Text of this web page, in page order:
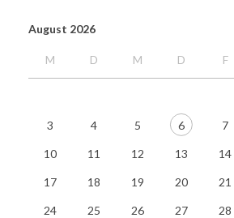
August 2026
M D M D F
3 4 5 6 7
10 11 12 13 14
17 18 19 20 21
24 25 26 27 28